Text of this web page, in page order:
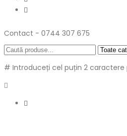
Contact - 0744 307 675
# Introduceți cel puțin 2